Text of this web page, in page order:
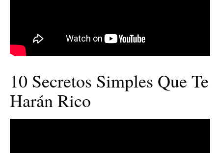
10 Secretos Simples Que Te
Harán Rico